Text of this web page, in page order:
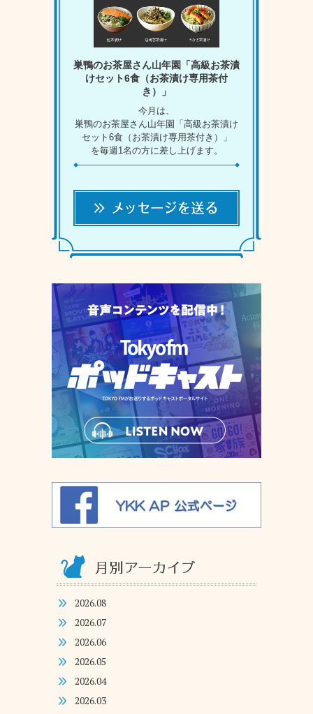
巣鴨のお茶屋さん山年園「高級お茶漬
けセット6食（お茶漬け専用茶付
き）」
今月は、
巣鴨のお茶屋さん山年園「高級お茶漬け
セット6食（お茶漬け専用茶付き）」
を毎週1名の方に差し上げます。
2026.08
2026.07
2026.06
2026.05
2026.04
2026.03